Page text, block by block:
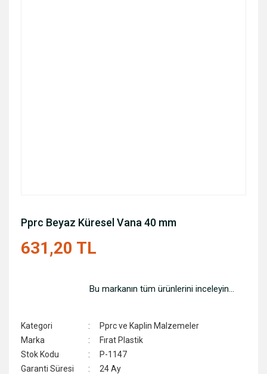
Pprc Beyaz Küresel Vana 40 mm
631,20 TL
Bu markanın tüm ürünlerini inceleyin...
Kategori
Pprc ve Kaplin Malzemeler
Marka
Fırat Plastik
Stok Kodu
P-1147
Garanti Süresi
24 Ay